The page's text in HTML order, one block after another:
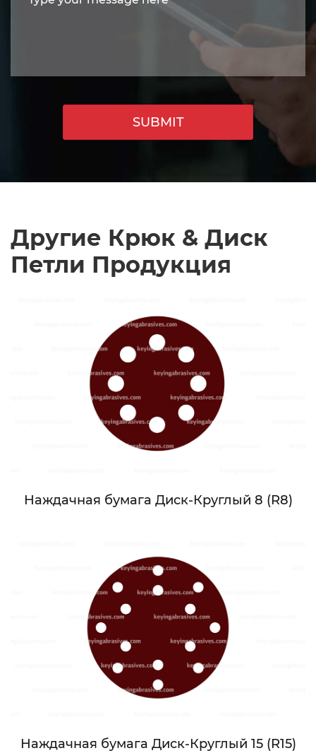
SUBMIT
Другие Крюк & Диск
Петли Продукция
Наждачная бумага Диск-Круглый 8 (R8)
Наждачная бумага Диск-Круглый 15 (R15)